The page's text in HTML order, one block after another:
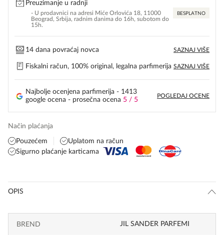
Preuzimanje u radnji
- U prodavnici na adresi Miće Orlovića 18, 11000
Beograd, Srbija, radnim danima do 16h, subotom do
15h.
BESPLATNO
14 dana povraćaj novca SAZNAJ VIŠE
Fiskalni račun, 100% original, legalna parfimerija SAZNAJ VIŠE
Najbolje ocenjena parfimerija - 1413
google ocena - prosečna ocena 5 / 5
POGLEDAJ OCENE
Način plaćanja
Pouzećem
Uplatom na račun
Sigurno plaćanje karticama
OPIS
BREND JIL SANDER PARFEMI